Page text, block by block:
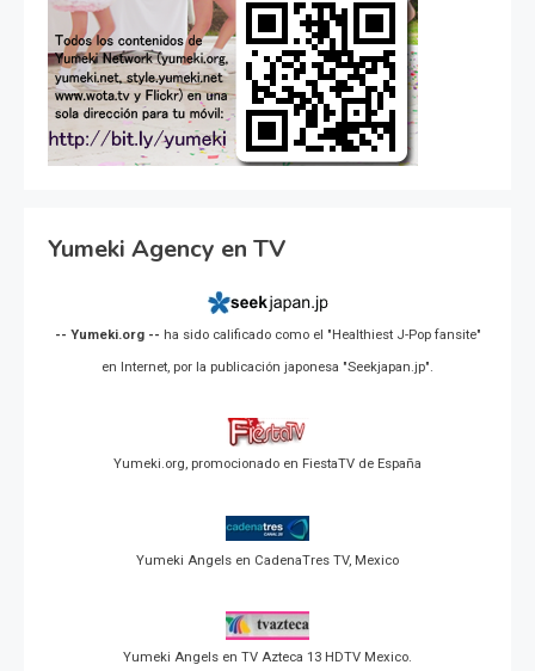
Yumeki Agency en TV
-- Yumeki.org -- ha sido calificado como el "Healthiest J-Pop fansite"
en Internet, por la publicación japonesa "Seekjapan.jp".
Yumeki.org, promocionado en FiestaTV de España
Yumeki Angels en CadenaTres TV, Mexico
Yumeki Angels en TV Azteca 13 HDTV Mexico.